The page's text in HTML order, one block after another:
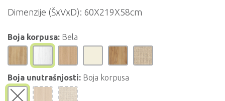
Dimenzije (ŠxVxD): 60X219X58cm
Boja korpusa: Bela
Boja unutrašnjosti: Boja korpusa